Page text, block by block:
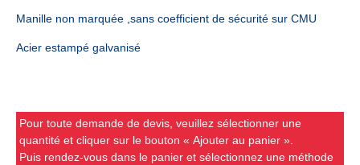
Manille non marquée ,sans coefficient de sécurité sur CMU
Acier estampé galvanisé
Pour toute demande de devis, veuillez sélectionner une
quantité et cliquer sur le bouton « Ajouter au panier ».
Puis rendez-vous dans le panier et sélectionnez une méthode